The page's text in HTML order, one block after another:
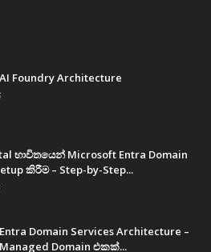
Foundry Architecture
භාවිතයෙන් Microsoft Entra Domain
කිරීම – Step-by-Step...
Domain Services Architecture –
Domain එකක්...